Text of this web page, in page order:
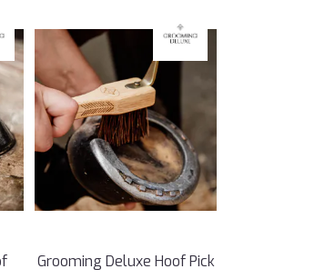
Grooming Deluxe Hoof Pick